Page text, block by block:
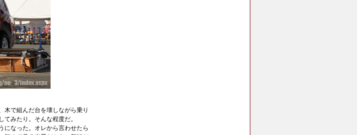
木で組んだ台を壊しながら乗り
みたり。そんな程度だ。
になった。オレから言わせたら